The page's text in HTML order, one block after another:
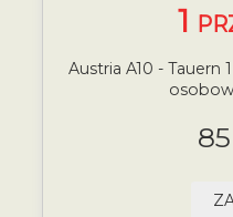
1
Austria A10 - Tauern